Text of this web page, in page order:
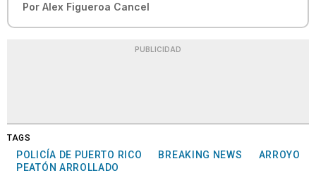
Por Alex Figueroa Cancel
PUBLICIDAD
TAGS
POLICÍA DE PUERTO RICO BREAKING NEWS
ARROYO
PEATÓN ARROLLADO